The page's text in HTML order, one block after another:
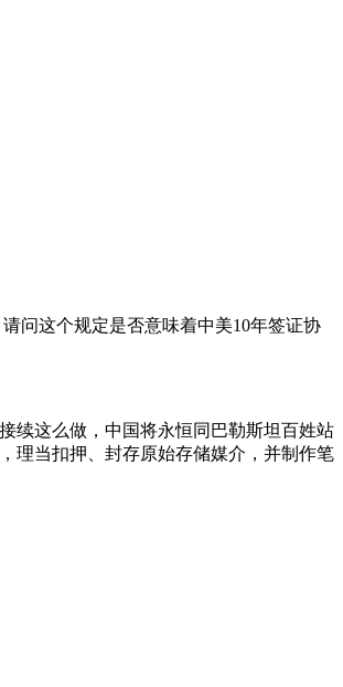
问这个规定是否意味着中美10年签证协
续这么做，中国将永恒同巴勒斯坦百姓站
理当扣押、封存原始存储媒介，并制作笔